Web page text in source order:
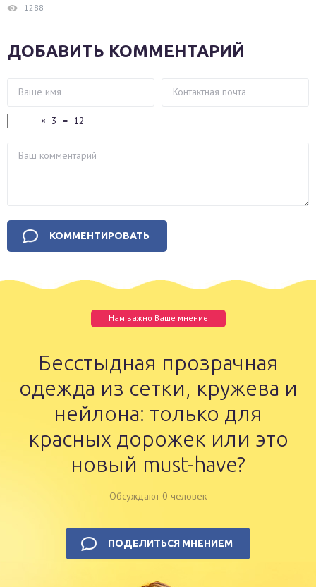
1288
ДОБАВИТЬ КОММЕНТАРИЙ
× 3 = 12
Нам важно Ваше мнение
Бесстыдная прозрачная
одежда из сетки, кружева и
нейлона: только для
красных дорожек или это
новый must-have?
Обсуждают 0 человек
ПОДЕЛИТЬСЯ МНЕНИЕМ